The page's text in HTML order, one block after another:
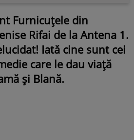
Furnicuțele din
Rifai de la Antena 1.
Iată cine sunt cei
care le dau viață
și Blană.